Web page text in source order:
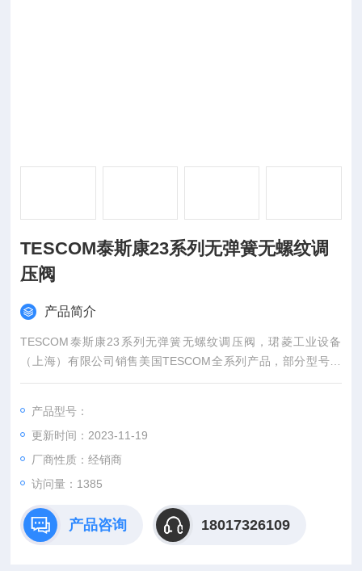
TESCOM泰斯康23系列无弹簧无螺纹调
压阀
产品简介
TESCOM泰斯康23系列无弹簧无螺纹调压阀，珺菱工业设备
（上海）有限公司销售美国TESCOM全系列产品，部分型号现
货，价格好，欢迎确认。
产品型号：
更新时间：2023-11-19
厂商性质：经销商
访问量：1385
产品咨询 18017326109